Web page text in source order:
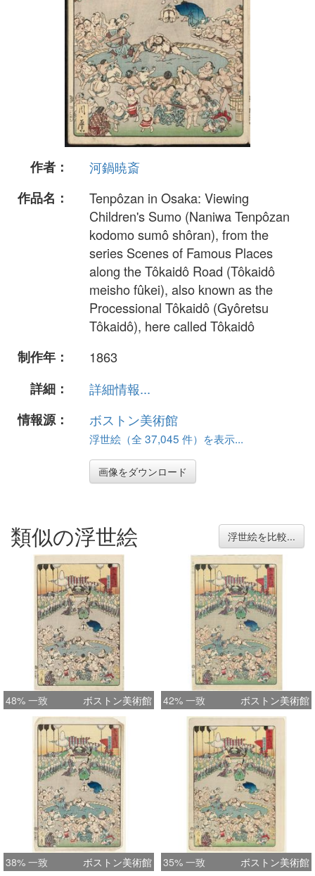
作者：
河鍋暁斎
作品名：
Tenpôzan in Osaka: Viewing
Children's Sumo (Naniwa Tenpôzan
kodomo sumô shôran), from the
series Scenes of Famous Places
along the Tôkaidô Road (Tôkaidô
meisho fûkei), also known as the
Processional Tôkaidô (Gyôretsu
Tôkaidô), here called Tôkaidô
制作年：
1863
詳細：
詳細情報...
情報源：
ボストン美術館
浮世絵（全 37,045 件）を表示...
画像をダウンロード
類似の浮世絵 浮世絵を比較...
48% 一致 ボストン美術館 42% 一致 ボストン美術館
38% 一致 ボストン美術館 35% 一致 ボストン美術館